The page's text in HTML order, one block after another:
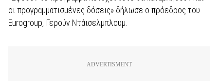
οι προγραμματισμένες δόσεις» δήλωσε ο πρόεδρος του
Eurogroup, Γερούν Ντάισελμπλουμ.